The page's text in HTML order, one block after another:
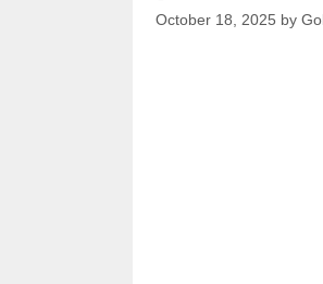
October 18, 2025 by